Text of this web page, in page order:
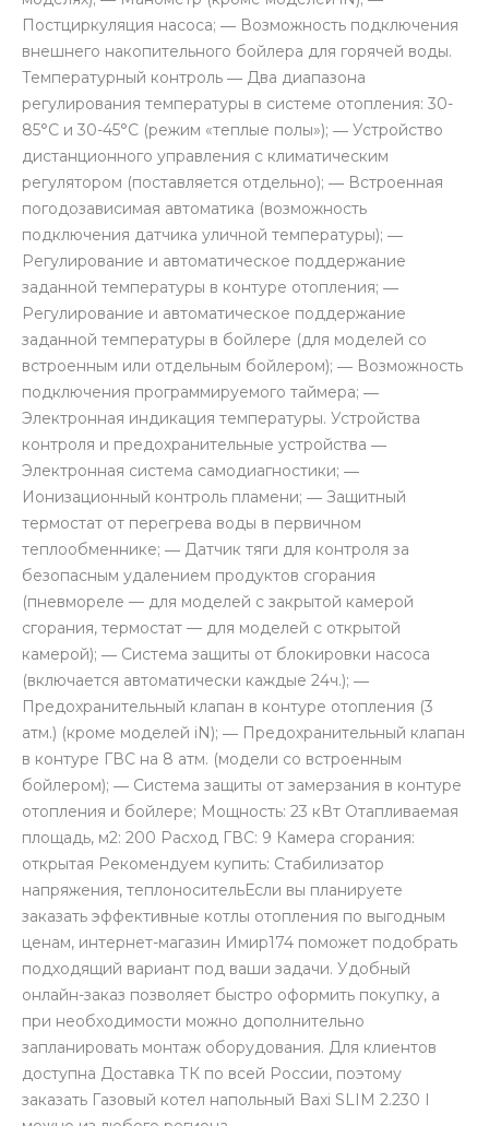
Постциркуляция насоса; ― Возможность подключения
внешнего накопительного бойлера для горячей воды.
Температурный контроль ― Два диапазона
регулирования температуры в системе отопления: 30-
85°С и 30-45°С (режим «теплые полы»); ― Устройство
дистанционного управления с климатическим
регулятором (поставляется отдельно); ― Встроенная
погодозависимая автоматика (возможность
подключения датчика уличной температуры); ―
Регулирование и автоматическое поддержание
заданной температуры в контуре отопления; ―
Регулирование и автоматическое поддержание
заданной температуры в бойлере (для моделей со
встроенным или отдельным бойлером); ― Возможность
подключения программируемого таймера; ―
Электронная индикация температуры. Устройства
контроля и предохранительные устройства ―
Электронная система самодиагностики; ―
Ионизационный контроль пламени; ― Защитный
термостат от перегрева воды в первичном
теплообменнике; ― Датчик тяги для контроля за
безопасным удалением продуктов сгорания
(пневмореле — для моделей с закрытой камерой
сгорания, термостат — для моделей с открытой
камерой); ― Система защиты от блокировки насоса
(включается автоматически каждые 24ч.); ―
Предохранительный клапан в контуре отопления (3
атм.) (кроме моделей iN); ― Предохранительный клапан
в контуре ГВС на 8 атм. (модели со встроенным
бойлером); ― Система защиты от замерзания в контуре
отопления и бойлере; Мощность: 23 кВт Отапливаемая
площадь, м2: 200 Расход ГВС: 9 Камера сгорания:
открытая Рекомендуем купить: Стабилизатор
напряжения, теплоносительЕсли вы планируете
заказать эффективные котлы отопления по выгодным
ценам, интернет-магазин Имир174 поможет подобрать
подходящий вариант под ваши задачи. Удобный
онлайн-заказ позволяет быстро оформить покупку, а
при необходимости можно дополнительно
запланировать монтаж оборудования. Для клиентов
доступна Доставка ТК по всей России, поэтому
заказать Газовый котел напольный Baxi SLIM 2.230 I